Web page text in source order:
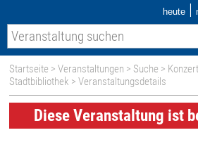
heute |
Startseite >Veranstaltungen > Suche > Konzert
Stadtbibliothek > Veranstaltungsdetails
Diese Veranstaltung ist